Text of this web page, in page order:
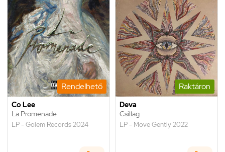
Rendelhető
Co Lee
La Promenade
LP - Golem Records 2024
Raktáron
Deva
Csillag
LP - Move Gently 2022